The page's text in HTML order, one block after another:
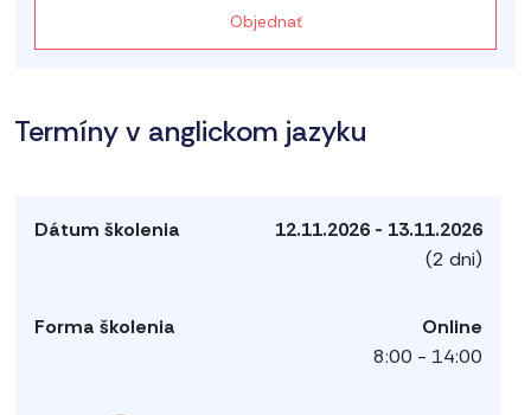
Objednať
Termíny v anglickom jazyku
12.11.2026 - 13.11.2026
(2 dni)
Online
8:00 - 14:00